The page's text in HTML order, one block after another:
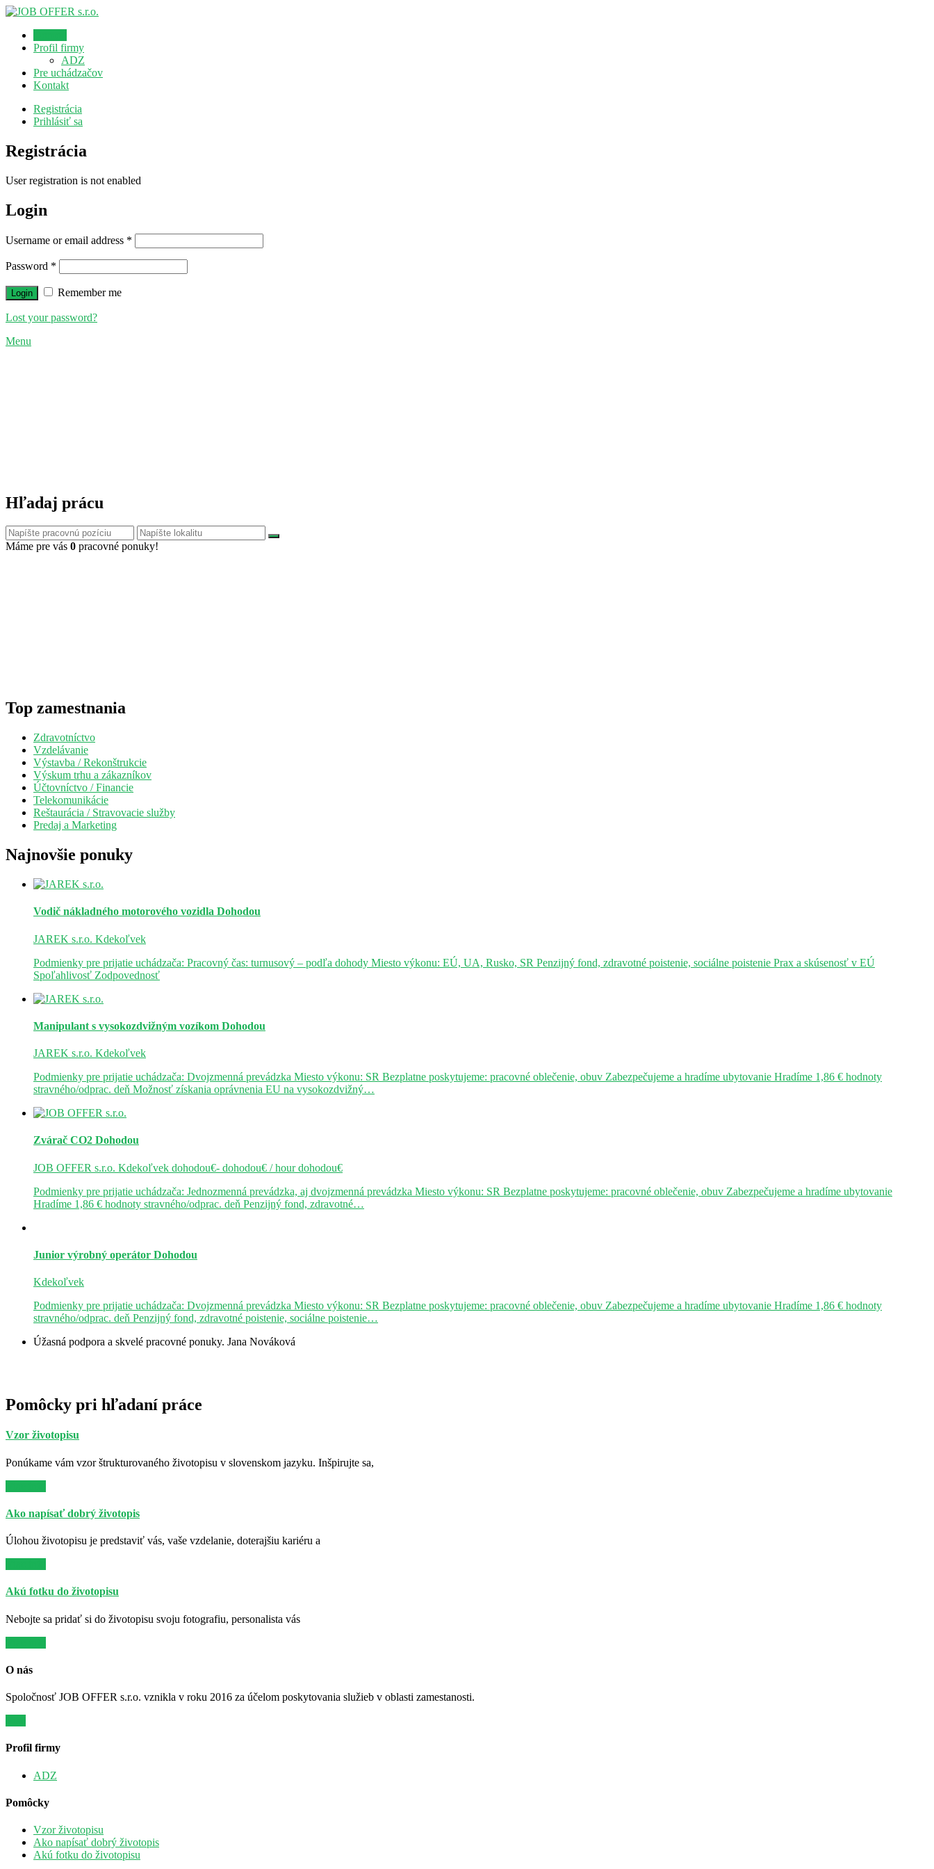
Profil firmy
ADZ
Pre uchádzačov
Kontakt
Registrácia
Prihlásiť sa
Registrácia
User registration is not enabled
Login
Username or email address *
Password *
Remember me
Lost your password?
Menu
Hľadaj prácu
Máme pre vás 0 pracovné ponuky!
Top zamestnania
Zdravotníctvo
Vzdelávanie
Výstavba / Rekonštrukcie
Výskum trhu a zákazníkov
Účtovníctvo / Financie
Telekomunikácie
Reštaurácia / Stravovacie služby
Predaj a Marketing
Najnovšie ponuky
Vodič nákladného motorového vozidla Dohodou
JAREK s.r.o. Kdekoľvek
Podmienky pre prijatie uchádzača: Pracovný čas: turnusový – podľa dohody Miesto výkonu: EÚ, UA, Rusko, SR Penzijný fond, zdravotné poistenie, sociálne poistenie Prax a skúsenosť v EÚ
Spoľahlivosť Zodpovednosť
Manipulant s vysokozdvižným vozíkom Dohodou
JAREK s.r.o. Kdekoľvek
Podmienky pre prijatie uchádzača: Dvojzmenná prevádzka Miesto výkonu: SR Bezplatne poskytujeme: pracovné oblečenie, obuv Zabezpečujeme a hradíme ubytovanie Hradíme 1,86 € hodnoty
stravného/odprac. deň Možnosť získania oprávnenia EU na vysokozdvižný…
Zvárač CO2 Dohodou
JOB OFFER s.r.o. Kdekoľvek dohodou€- dohodou€ / hourdohodou€
Podmienky pre prijatie uchádzača: Jednozmenná prevádzka, aj dvojzmenná prevádzka Miesto výkonu: SR Bezplatne poskytujeme: pracovné oblečenie, obuv Zabezpečujeme a hradíme ubytovanie
Hradíme 1,86 € hodnoty stravného/odprac. deň Penzijný fond, zdravotné…
Junior výrobný operátor Dohodou
Kdekoľvek
Podmienky pre prijatie uchádzača: Dvojzmenná prevádzka Miesto výkonu: SR Bezplatne poskytujeme: pracovné oblečenie, obuv Zabezpečujeme a hradíme ubytovanie Hradíme 1,86 € hodnoty
stravného/odprac. deň Penzijný fond, zdravotné poistenie, sociálne poistenie…
Úžasná podpora a skvelé pracovné ponuky. Jana Nováková
Pomôcky pri hľadaní práce
Vzor životopisu
Ponúkame vám vzor štrukturovaného životopisu v slovenskom jazyku. Inšpirujte sa,
Ako napísať dobrý životopis
Úlohou životopisu je predstaviť vás, vaše vzdelanie, doterajšiu kariéru a
Akú fotku do životopisu
Nebojte sa pridať si do životopisu svoju fotografiu, personalista vás
O nás
Spoločnosť JOB OFFER s.r.o. vznikla v roku 2016 za účelom poskytovania služieb v oblasti zamestanosti.
Profil firmy
ADZ
Pomôcky
Vzor životopisu
Ako napísať dobrý životopis
Akú fotku do životopisu